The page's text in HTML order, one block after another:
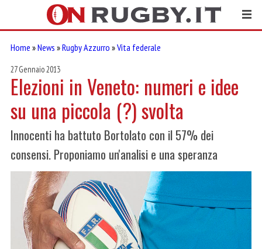
Home »News »Rugby Azzurro »Vita federale
27 Gennaio 2013
Elezioni in Veneto: numeri e idee
su una piccola (?) svolta
Innocenti ha battuto Bortolato con il 57% dei
consensi. Proponiamo un'analisi e una speranza